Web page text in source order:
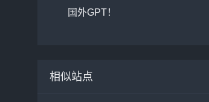
国外GPT！
相似站点